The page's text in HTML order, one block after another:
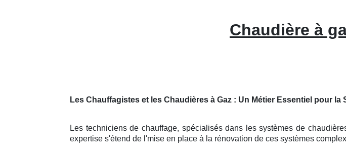
Chaudière à
Les Chauffagistes et les Chaudières à Gaz : Un Métier Essentiel pour la
Les techniciens de chauffage, spécialisés dans les systèmes de
expertise s'étend de l'mise en place à la rénovation de ces systèmes